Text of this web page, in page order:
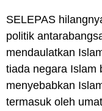
SELEPAS
politik
mendaulatkan
tiada negara Islam
menyebabkan
termasuk oleh